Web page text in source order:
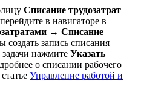
Списание трудозатрат
в навигаторе в
→ Списание
создать запись списания
нажмите Указать
о списании рабочего
Управление работой и